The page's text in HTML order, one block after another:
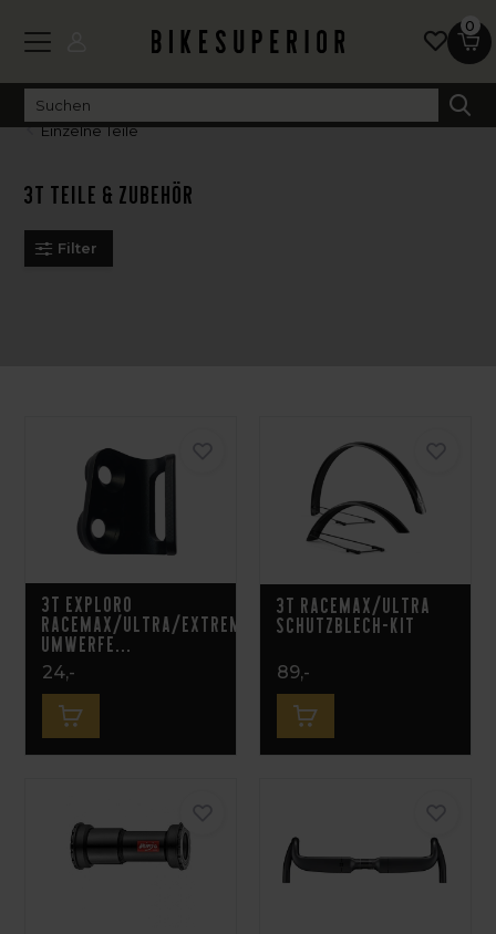
0
Einzelne Teile
3T Teile & Zubehör
Filter
3T Exploro
Racemax/Ultra/Extrema
Umwerfe...
24,-
3T Racemax/Ultra
Schutzblech-Kit
89,-